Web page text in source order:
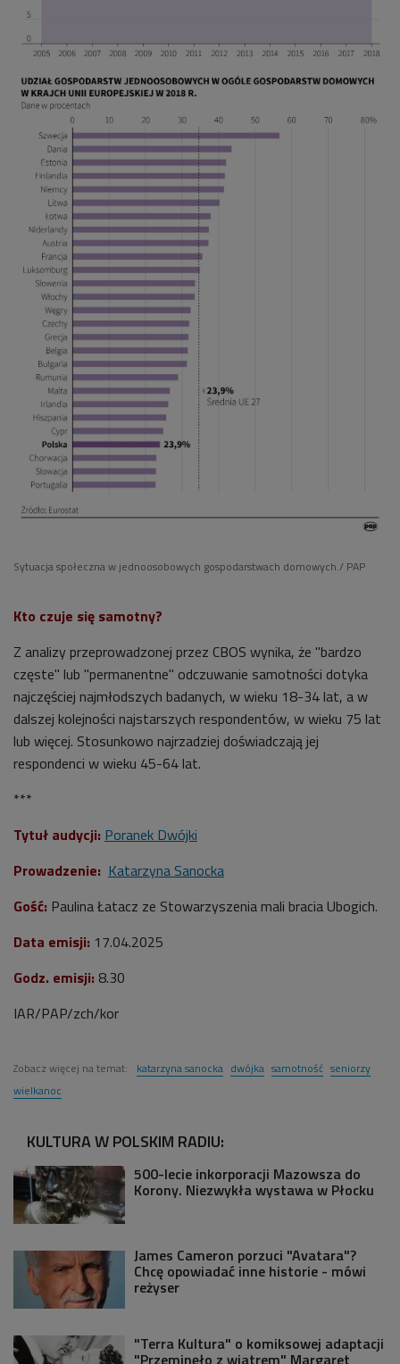
Sytuacja społeczna w jednoosobowych gospodarstwach domowych./ PAP
Kto czuje się samotny?
Z analizy przeprowadzonej przez CBOS wynika, że "bardzo
częste" lub "permanentne" odczuwanie samotności dotyka
najczęściej najmłodszych badanych, w wieku 18-34 lat, a w
dalszej kolejności najstarszych respondentów, w wieku 75 lat
lub więcej. Stosunkowo najrzadziej doświadczają jej
respondenci w wieku 45-64 lat.
***
Tytuł audycji: Poranek Dwójki
Prowadzenie: Katarzyna Sanocka
Gość: Paulina Łatacz ze Stowarzyszenia mali bracia Ubogich.
Data emisji: 17.04.2025
Godz. emisji: 8.30
IAR/PAP/zch/kor
Zobacz więcej na temat: katarzyna sanocka dwójka samotność seniorzy
wielkanoc
KULTURA W POLSKIM RADIU:
500-lecie inkorporacji Mazowsza do
Korony. Niezwykła wystawa w Płocku
James Cameron porzuci "Avatara"?
Chcę opowiadać inne historie - mówi
reżyser
"Terra Kultura" o komiksowej adaptacji
"Przeminęło z wiatrem" Margaret